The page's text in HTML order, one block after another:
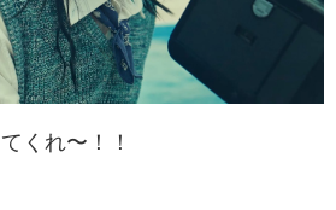
くれ〜！！